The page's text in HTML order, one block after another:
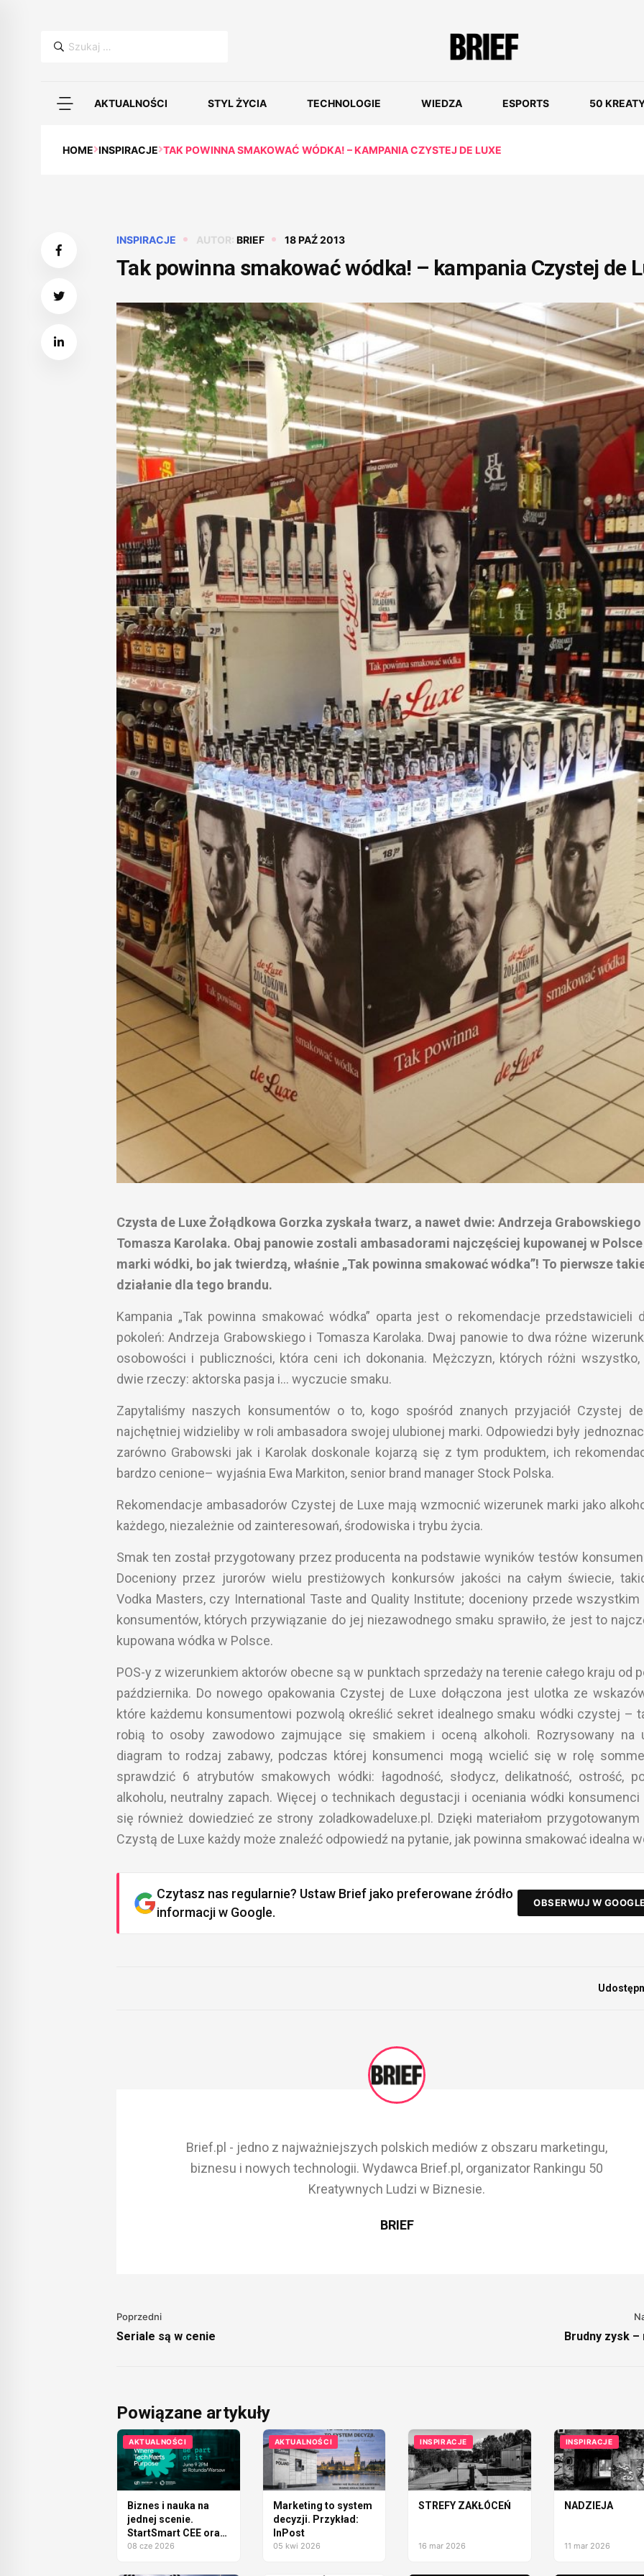
Szukaj:
AKTUALNOŚCI STYL ŻYCIA TECHNOLOGIE WIEDZA ESPORTS 50
HOME INSPIRACJE TAK POWINNA SMAKOWAĆ WÓDKA! – KAMPANIA CZYSTEJ DE LUXE
INSPIRACJE AUTOR: BRIEF 18 PAŹ 2013
Tak powinna smakować wódka! – kampania Czystej de
Czysta de Luxe Żołądkowa Gorzka zyskała twarz, a nawet dwie: Andrzeja Grabowskiego
Tomasza Karolaka. Obaj panowie zostali ambasadorami najczęściej kupowanej w Polsce
marki wódki, bo jak twierdzą, właśnie „Tak powinna smakować wódka”! To pierwsze
działanie dla tego brandu.
Kampania „Tak powinna smakować wódka” oparta jest o rekomendacje przedstawicieli
pokoleń: Andrzeja Grabowskiego i Tomasza Karolaka. Dwaj panowie to dwa różne
osobowości i publiczności, która ceni ich dokonania. Mężczyzn, których różni wszystko,
dwie rzeczy: aktorska pasja i… wyczucie smaku.
Zapytaliśmy naszych konsumentów o to, kogo spośród znanych przyjaciół Czystej
najchętniej widzieliby w roli ambasadora swojej ulubionej marki. Odpowiedzi były
zarówno Grabowski jak i Karolak doskonale kojarzą się z tym produktem, ich
bardzo cenione– wyjaśnia Ewa Markiton, senior brand manager Stock Polska.
Rekomendacje ambasadorów Czystej de Luxe mają wzmocnić wizerunek marki jako
każdego, niezależnie od zainteresowań, środowiska i trybu życia.
Smak ten został przygotowany przez producenta na podstawie wyników testów
Doceniony przez jurorów wielu prestiżowych konkursów jakości na całym świecie,
Vodka Masters, czy International Taste and Quality Institute; doceniony przede
konsumentów, których przywiązanie do jej niezawodnego smaku sprawiło, że jest to
kupowana wódka w Polsce.
POS-y z wizerunkiem aktorów obecne są w punktach sprzedaży na terenie całego kraju od
października. Do nowego opakowania Czystej de Luxe dołączona jest ulotka ze
które każdemu konsumentowi pozwolą określić sekret idealnego smaku wódki czystej –
robią to osoby zawodowo zajmujące się smakiem i oceną alkoholi. Rozrysowany na
diagram to rodzaj zabawy, podczas której konsumenci mogą wcielić się w rolę
sprawdzić 6 atrybutów smakowych wódki: łagodność, słodycz, delikatność, ostrość,
alkoholu, neutralny zapach. Więcej o technikach degustacji i oceniania wódki konsumenci
się również dowiedzieć ze strony zoladkowadeluxe.pl. Dzięki materiałom
Czystą de Luxe każdy może znaleźć odpowiedź na pytanie, jak powinna smakować idealna
Czytasz nas regularnie? Ustaw Brief jako preferowane źródło
informacji w Google.
OBSERWUJ W
Brief.pl - jedno z najważniejszych polskich mediów z obszaru marketingu,
biznesu i nowych technologii. Wydawca Brief.pl, organizator Rankingu 50
Kreatywnych Ludzi w Biznesie.
BRIEF
Poprzedni
Seriale są w cenie Brudny zysk
Powiązane artykuły
AKTUALNOŚCI
Biznes i nauka na
jednej scenie.
StartSmart CEE oraz
Uniwersytet SWPS
Demo Day w
08 cze 2026
AKTUALNOŚCI
Marketing to system
decyzji. Przykład:
InPost
05 kwi 2026
INSPIRACJE
STREFY ZAKŁÓCEŃ
16 mar 2026
INSPIRACJE
NADZIEJA
11 mar 2026